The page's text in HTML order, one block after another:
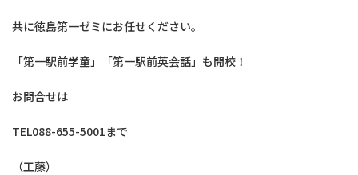
共に徳島第一ゼミにお任せください。
「第一駅前学童」「第一駅前英会話」も開校！
お問合せは
TEL088-655-5001まで
（工藤）